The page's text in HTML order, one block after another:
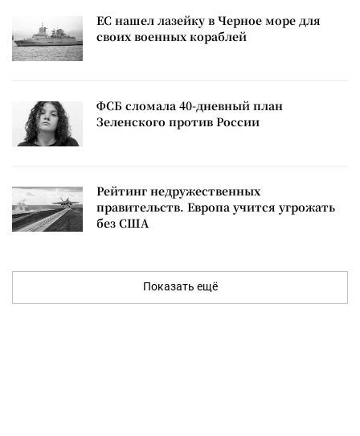
ЕС нашел лазейку в Черное море для
своих военных кораблей
ФСБ сломала 40-дневный план
Зеленского против России
Рейтинг недружественных
правительств. Европа учится угрожать
без США
Показать ещё